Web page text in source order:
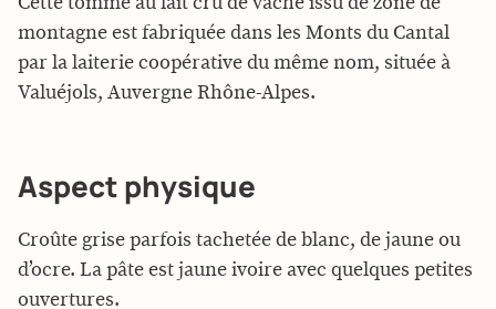
montagne est fabriquée dans les Monts du Cantal
par la laiterie coopérative du même nom, située à
Valuéjols, Auvergne Rhône-Alpes.
Aspect physique
Croûte grise parfois tachetée de blanc, de jaune ou
d’ocre. La pâte est jaune ivoire avec quelques petites
ouvertures.